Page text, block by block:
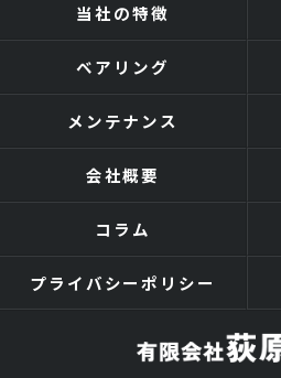
当社の特徴
ベアリング
メンテナンス
会社概要
コラム
プライバシーポリシー